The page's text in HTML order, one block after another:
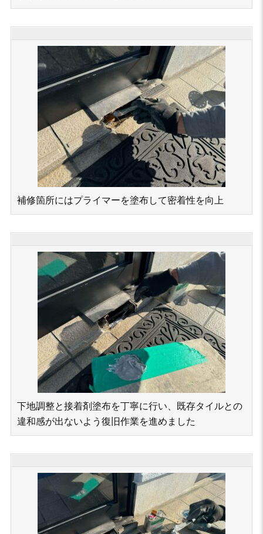
補修箇所にはプライマーを塗布して密着性を向上
下地調整と接着剤塗布を丁寧に行い、既存タイルとの
違和感が出ないよう復旧作業を進めました